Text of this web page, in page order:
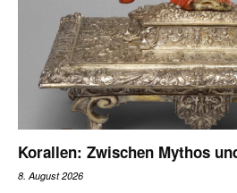
Korallen: Zwischen Mythos
8. August 2026